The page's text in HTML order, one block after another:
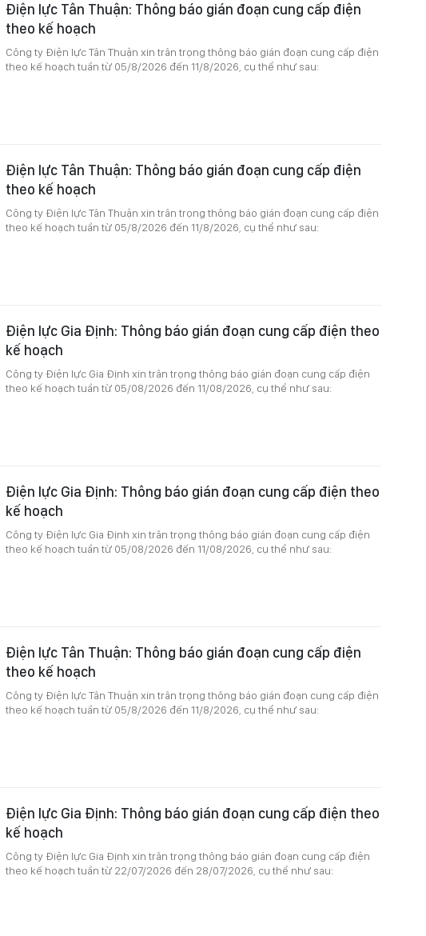
Điện lực Tân Thuận: Thông báo gián đoạn cung cấp điện
theo kế hoạch
Công ty Điện lực Tân Thuận xin trân trọng thông báo gián đoạn cung cấp điện
theo kế hoạch tuần từ 05/8/2026 đến 11/8/2026, cụ thể như sau:
Điện lực Tân Thuận: Thông báo gián đoạn cung cấp điện
theo kế hoạch
Công ty Điện lực Tân Thuận xin trân trọng thông báo gián đoạn cung cấp điện
theo kế hoạch tuần từ 05/8/2026 đến 11/8/2026, cụ thể như sau:
Điện lực Gia Định: Thông báo gián đoạn cung cấp điện theo
kế hoạch
Công ty Điện lực Gia Định xin trân trọng thông báo gián đoạn cung cấp điện
theo kế hoạch tuần từ 05/08/2026 đến 11/08/2026, cụ thể như sau:
Điện lực Gia Định: Thông báo gián đoạn cung cấp điện theo
kế hoạch
Công ty Điện lực Gia Định xin trân trọng thông báo gián đoạn cung cấp điện
theo kế hoạch tuần từ 05/08/2026 đến 11/08/2026, cụ thể như sau:
Điện lực Tân Thuận: Thông báo gián đoạn cung cấp điện
theo kế hoạch
Công ty Điện lực Tân Thuận xin trân trọng thông báo gián đoạn cung cấp điện
theo kế hoạch tuần từ 05/8/2026 đến 11/8/2026, cụ thể như sau:
Điện lực Gia Định: Thông báo gián đoạn cung cấp điện theo
kế hoạch
Công ty Điện lực Gia Định xin trân trọng thông báo gián đoạn cung cấp điện
theo kế hoạch tuần từ 22/07/2026 đến 28/07/2026, cụ thể như sau: